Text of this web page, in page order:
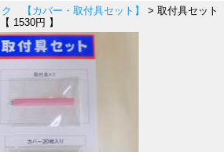
【カバー・取付具セット】
> 取付具セット
1530円 】